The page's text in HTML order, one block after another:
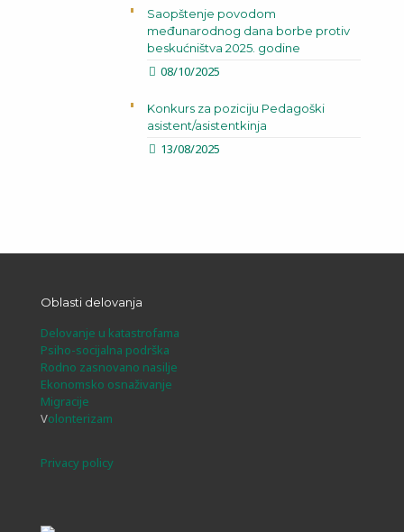
Saopštenje povodom
međunarodnog dana borbe protiv
beskućništva 2025. godine
08/10/2025
Konkurs za poziciju Pedagoški
asistent/asistentkinja
13/08/2025
Oblasti delovanja
Delovanje u katastrofama
Psiho-socijalna podrška
Rodno zasnovano nasilje
Ekonomsko osnaživanje
Migracije
Volonterizam
Privacy policy